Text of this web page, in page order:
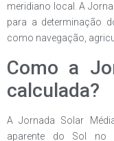
meridiano local. A
para a determinação
como navegação,
Como a
calculada?
A Jornada Solar
aparente do Sol no